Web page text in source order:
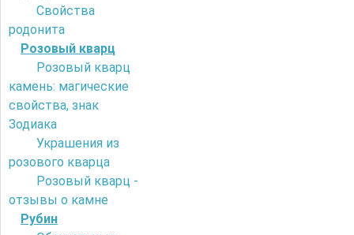
Свойства
родонита
Розовый кварц
Розовый кварц
камень: магические
свойства, знак
Зодиака
Украшения из
розового кварца
Розовый кварц -
отзывы о камне
Рубин